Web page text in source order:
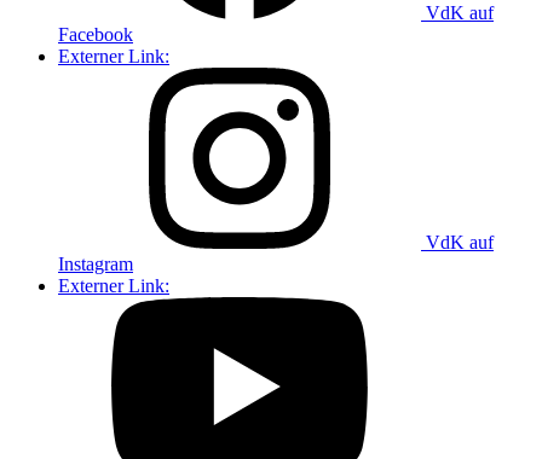
VdK auf
Facebook
Externer Link:
VdK auf
Instagram
Externer Link: